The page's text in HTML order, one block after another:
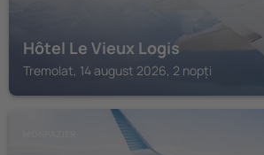
Hôtel Le Vieux Logis
Tremolat, 14 august 2026, 2 nopți